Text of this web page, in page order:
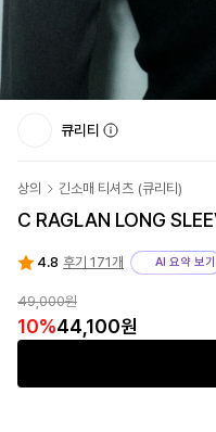
큐리티
상의 긴소매 티셔츠 (큐리티)
C RAGLAN LONG
4.8 후기 171개 AI 요약 보기
49,000원
10%44,100원